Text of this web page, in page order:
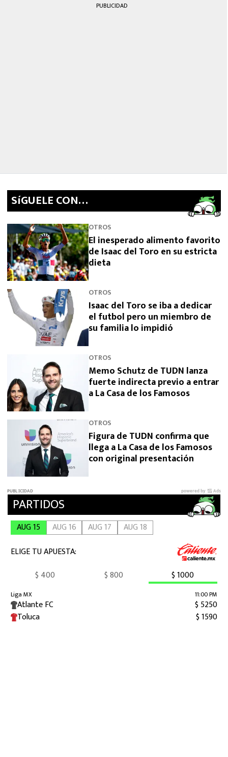
PUBLICIDAD
SíGUELE CON…
OTROS
El inesperado alimento favorito
de Isaac del Toro en su estricta
dieta
OTROS
Isaac del Toro se iba a dedicar
el futbol pero un miembro de
su familia lo impidió
OTROS
Memo Schutz de TUDN lanza
fuerte indirecta previo a entrar
a La Casa de los Famosos
OTROS
Figura de TUDN confirma que
llega a La Casa de los Famosos
con original presentación